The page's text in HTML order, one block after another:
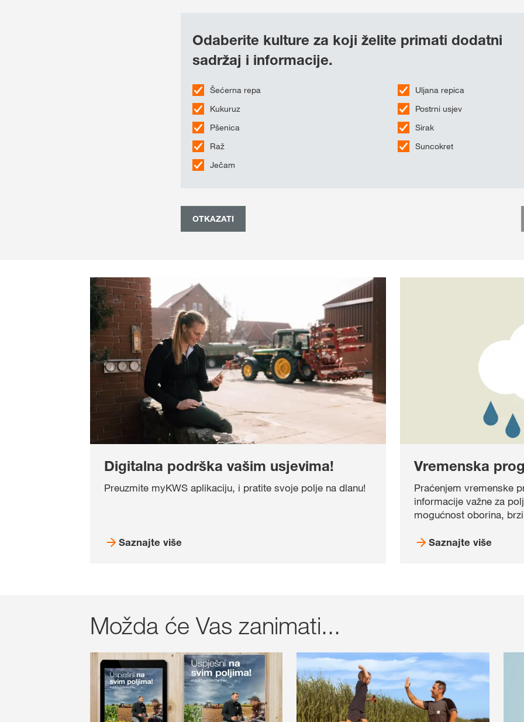
Odaberite kulture za koji želite primati dodatni
sadržaj i informacije.
Šećerna repa
Kukuruz
Pšenica
Raž
Ječam
Uljana repica
Postrni usjev
Sirak
Suncokret
OTKAZATI
Digitalna podrška vašim usjevima!
Preuzmite myKWS aplikaciju, i pratite svoje polje na dlanu!
Saznajte više
Vremenska
Praćenjem vremenske
informacije važne za
mogućnost oborina,
Saznajte više
Možda će Vas zanimati...